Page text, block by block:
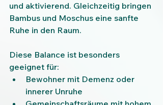
und aktivierend. Gleichzeitig bringen
Bambus und Moschus eine sanfte
Ruhe in den Raum.
Diese Balance ist besonders
geeignet für:
Bewohner mit Demenz oder
innerer Unruhe